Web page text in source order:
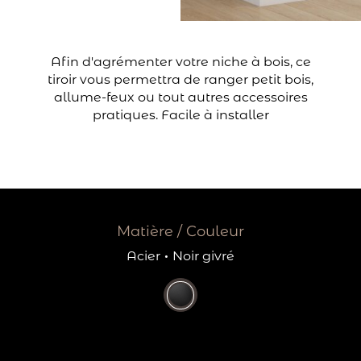
Afin d'agrémenter votre niche à bois, ce
tiroir vous permettra de ranger petit bois,
allume-feux ou tout autres accessoires
pratiques. Facile à installer
Matière / Couleur
Acier · Noir givré